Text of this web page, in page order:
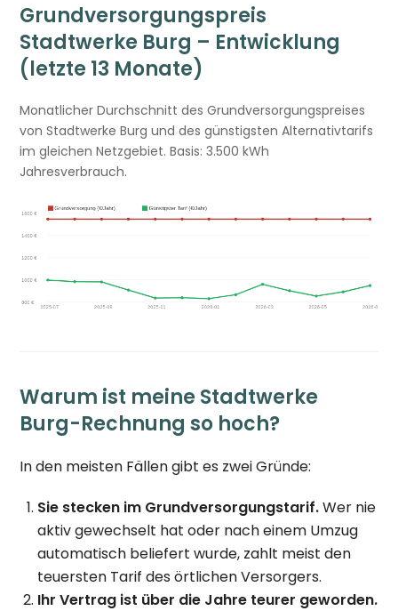
Grundversorgungspreis
Stadtwerke Burg – Entwicklung
(letzte 13 Monate)
Monatlicher Durchschnitt des Grundversorgungspreises
von Stadtwerke Burg und des günstigsten Alternativtarifs
im gleichen Netzgebiet. Basis: 3.500 kWh
Jahresverbrauch.
Warum ist meine Stadtwerke
Burg-Rechnung so hoch?
In den meisten Fällen gibt es zwei Gründe:
Sie stecken im Grundversorgungstarif.Wer nie
aktiv gewechselt hat oder nach einem Umzug
automatisch beliefert wurde, zahlt meist den
teuersten Tarif des örtlichen Versorgers.
Ihr Vertrag ist über die Jahre teurer geworden.